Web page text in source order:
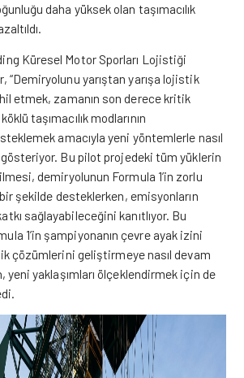
daha yüksek olan taşımacılık
Küresel Motor Sporları Lojistiği
“Demiryolunu yarıştan yarışa lojistik
etmek, zamanın son derece kritik
taşımacılık modlarının
amacıyla yeni yöntemlerle nasıl
Bu pilot projedeki tüm yüklerin
demiryolunun Formula 1’in zorlu
şekilde desteklerken, emisyonların
sağlayabileceğini kanıtlıyor. Bu
1’in şampiyonanın çevre ayak izini
çözümlerini geliştirmeye nasıl devam
yaklaşımları ölçeklendirmek için de